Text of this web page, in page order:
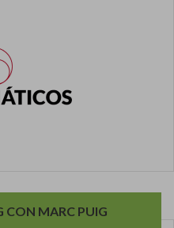
CON MARC PUIG